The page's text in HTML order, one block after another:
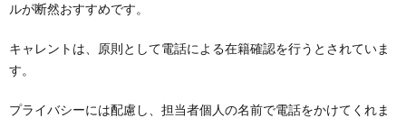
ルが断然おすすめです。
キャレントは、原則として電話による在籍確認を行うとされていま
す。
プライバシーには配慮し、担当者個人の名前で電話をかけてくれま